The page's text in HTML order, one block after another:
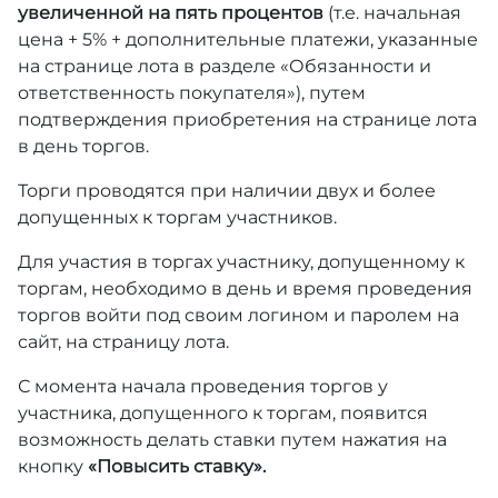
увеличенной на пять процентов (т.е. начальная
цена + 5% + дополнительные платежи, указанные
на странице лота в разделе «Обязанности и
ответственность покупателя»), путем
подтверждения приобретения на странице лота
в день торгов.
Торги проводятся при наличии двух и более
допущенных к торгам участников.
Для участия в торгах участнику, допущенному к
торгам, необходимо в день и время проведения
торгов войти под своим логином и паролем на
сайт, на страницу лота.
С момента начала проведения торгов у
участника, допущенного к торгам, появится
возможность делать ставки путем нажатия на
кнопку «Повысить ставку».